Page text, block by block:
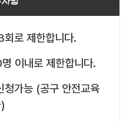
회로 제한합니다.
이내로 제한합니다.
청가능 (공구 안전교육